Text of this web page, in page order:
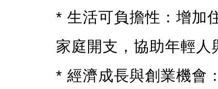
* 生活可負擔性：增加
家庭開支，協助年輕人
* 經濟成長與創業機會